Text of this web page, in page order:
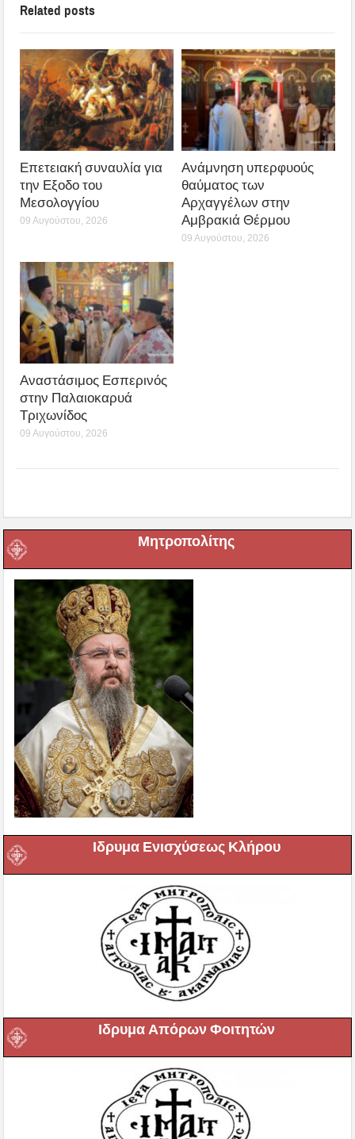
Related posts
Επετειακή συναυλία για
την Εξοδο του
Μεσολογγίου
09 Αυγούστου, 2026
Ανάμνηση υπερφυούς
θαύματος των
Αρχαγγέλων στην
Αμβρακιά Θέρμου
09 Αυγούστου, 2026
Αναστάσιμος Εσπερινός
στην Παλαιοκαρυά
Τριχωνίδος
09 Αυγούστου, 2026
Μητροπολίτης
Ιδρυμα Ενισχύσεως Κλήρου
Ιδρυμα Απόρων Φοιτητών